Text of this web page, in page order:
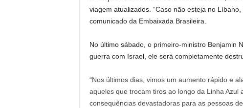
viagem atualizados. “Caso não esteja no
comunicado da Embaixada Brasileira.
No último sábado, o primeiro-ministro Benjamin
guerra com Israel, ele será completamente
“Nos últimos dias, vimos um aumento rápido e
aqueles que trocam tiros ao longo da Linha
consequências devastadoras para as pessoas